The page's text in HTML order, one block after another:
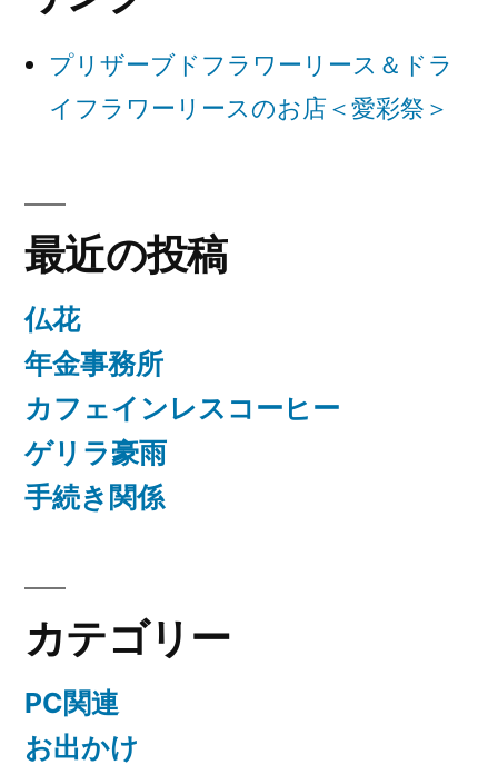
ョ
プリザーブドフラワーリース＆ドラ
イフラワーリースのお店＜愛彩祭＞
最近の投稿
仏花
年金事務所
カフェインレスコーヒー
ゲリラ豪雨
手続き関係
カテゴリー
PC関連
お出かけ